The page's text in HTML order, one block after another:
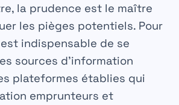
la prudence est le maître
les pièges potentiels. Pour
indispensable de se
sources d’information
plateformes établies qui
emprunteurs et